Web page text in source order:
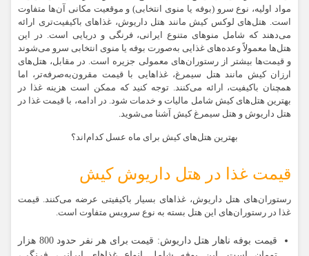
مواد اولیه، نوع سرو (بوفه یا منوی انتخابی) و موقعیت مکانی آن‌ها متفاوت
است. هتل‌های لوکس کیش مانند هتل داریوش، غذاهای باکیفیت‌تری ارائه
می‌دهند که شامل منوهای متنوع ایرانی، فرنگی و دریایی است. در این
هتل‌ها معمولاً وعده‌های غذایی به‌صورت بوفه یا منوی انتخابی سرو می‌شوند
و قیمت‌ها بیشتر از رستوران‌های معمولی جزیره است. در مقابل، هتل‌های
ارزان کیش مانند هتل سیمرغ، غذاهایی با قیمت مقرون‌به‌صرفه‌تر، اما
همچنان باکیفیت، ارائه می‌کنند. توجه کنید که ممکن است هزینه غذا در
بهترین هتل‌های کیش شامل مالیات و خدمات شود. در ادامه، با قیمت غذا در
هتل داریوش و هتل سیمرغ کیش آشنا می‌شوید.
بهترین هتل‌های کیش برای ماه عسل کدام‌اند؟
قیمت غذا در هتل داریوش کیش
رستوران‌های هتل داریوش، غذاهای بسیار باکیفیتی عرضه می‌کنند. قیمت
غذا در رستوران‌های این هتل بسته به نوع سرویس متفاوت است.
قیمت بوفه ناهار هتل داریوش:
قیمت برای هر نفر حدود 800 هزار